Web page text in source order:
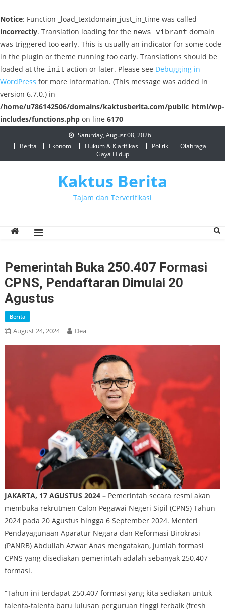
Notice: Function _load_textdomain_just_in_time was called
incorrectly. Translation loading for the news-vibrant domain
was triggered too early. This is usually an indicator for some code
in the plugin or theme running too early. Translations should be
loaded at the init action or later. Please see Debugging in
WordPress for more information. (This message was added in
version 6.7.0.) in
/home/u786142506/domains/kaktusberita.com/public_html/wp-
includes/functions.php on line 6170
Saturday, August 08, 2026
Berita
Ekonomi Hukum & Klarifikasi Politik
Olahraga
Gaya Hidup
Kaktus Berita
Tajam dan Terverifikasi
Pemerintah Buka 250.407 Formasi
CPNS, Pendaftaran Dimulai 20
Agustus
Berita
August 24, 2024 Dea
JAKARTA, 17 AGUSTUS 2024 – Pemerintah secara resmi akan
membuka rekrutmen Calon Pegawai Negeri Sipil (CPNS) Tahun
2024 pada 20 Agustus hingga 6 September 2024. Menteri
Pendayagunaan Aparatur Negara dan Reformasi Birokrasi
(PANRB) Abdullah Azwar Anas mengatakan, jumlah formasi
CPNS yang disediakan pemerintah adalah sebanyak 250.407
formasi.
“Tahun ini terdapat 250.407 formasi yang kita sediakan untuk
talenta-talenta baru lulusan perguruan tinggi terbaik (fresh